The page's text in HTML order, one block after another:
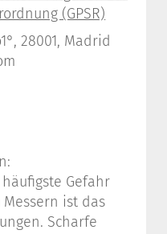
28001, Madrid
Gefahr
ist das
Scharfe